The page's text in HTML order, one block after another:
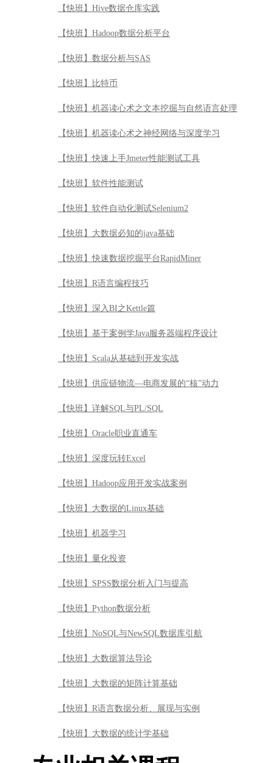
【快班】Hive数据仓库实践
【快班】Hadoop数据分析平台
【快班】数据分析与SAS
【快班】比特币
【快班】机器读心术之文本挖掘与自然语言处理
【快班】机器读心术之神经网络与深度学习
【快班】快速上手Jmeter性能测试工具
【快班】软件性能测试
【快班】软件自动化测试Selenium2
【快班】大数据必知的java基础
【快班】快速数据挖掘平台RapidMiner
【快班】R语言编程技巧
【快班】深入BI之Kettle篇
【快班】基于案例学Java服务器端程序设计
【快班】Scala从基础到开发实战
【快班】供应链物流—电商发展的“核”动力
【快班】详解SQL与PL/SQL
【快班】Oracle职业直通车
【快班】深度玩转Excel
【快班】Hadoop应用开发实战案例
【快班】大数据的Linux基础
【快班】机器学习
【快班】量化投资
【快班】SPSS数据分析入门与提高
【快班】Python数据分析
【快班】NoSQL与NewSQL数据库引航
【快班】大数据算法导论
【快班】大数据的矩阵计算基础
【快班】R语言数据分析、展现与实例
【快班】大数据的统计学基础